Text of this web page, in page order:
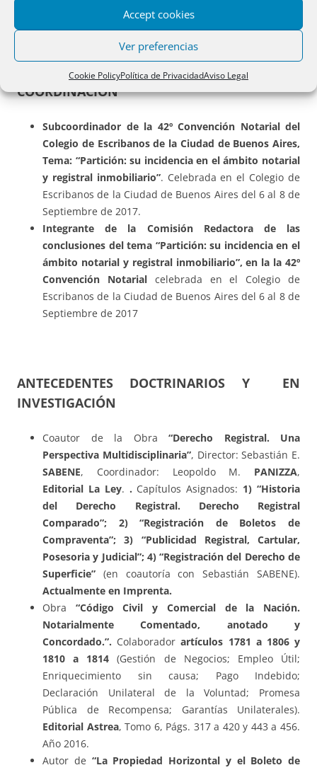
Accept cookies
Ver preferencias
Cookie PolicyPolítica de PrivacidadAviso Legal
. Año 2016, hasta la fecha.
COORDINACIÓN
Subcoordinador de la 42º Convención Notarial del
Colegio de Escribanos de la Ciudad de Buenos Aires,
Tema: “Partición: su incidencia en el ámbito notarial
y registral inmobiliario”. Celebrada en el Colegio de
Escribanos de la Ciudad de Buenos Aires del 6 al 8 de
Septiembre de 2017.
Integrante de la Comisión Redactora de las
conclusiones del tema “Partición: su incidencia en el
ámbito notarial y registral inmobiliario”, en la la 42º
Convención Notarial celebrada en el Colegio de
Escribanos de la Ciudad de Buenos Aires del 6 al 8 de
Septiembre de 2017
ANTECEDENTES DOCTRINARIOS Y EN
INVESTIGACIÓN
Coautor de la Obra “Derecho Registral. Una
Perspectiva Multidisciplinaria”, Director: Sebastián E.
SABENE, Coordinador: Leopoldo M. PANIZZA,
Editorial La Ley. . Capítulos Asignados: 1) “Historia
del Derecho Registral. Derecho Registral
Comparado”; 2) “Registración de Boletos de
Compraventa”; 3) “Publicidad Registral, Cartular,
Posesoria y Judicial”; 4) “Registración del Derecho de
Superficie” (en coautoría con Sebastián SABENE).
Actualmente en Imprenta.
Obra “Código Civil y Comercial de la Nación.
Notarialmente Comentado, anotado y
Concordado.”. Colaboradorartículos 1781 a 1806 y
1810 a 1814 (Gestión de Negocios; Empleo Útil;
Enriquecimiento sin causa; Pago Indebido;
Declaración Unilateral de la Voluntad; Promesa
Pública de Recompensa; Garantías Unilaterales).
Editorial Astrea, Tomo 6, Págs. 317 a 420 y 443 a 456.
Año 2016.
Autor de “La Propiedad Horizontal y el Boleto de